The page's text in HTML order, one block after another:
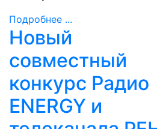
Подробнее ...
Новый
совместный
конкурс Радио
ENERGY и